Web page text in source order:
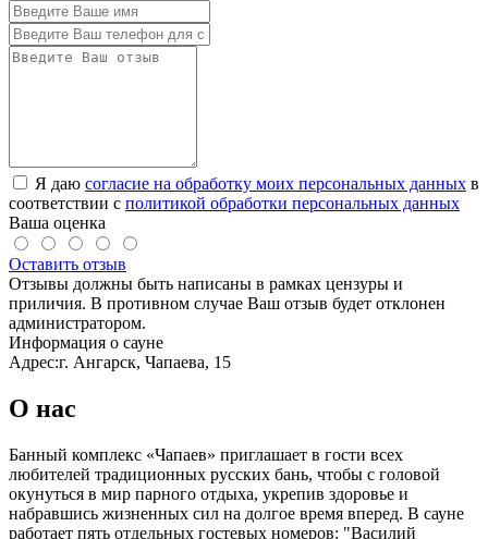
Я даю согласие на обработку моих персональных данных в
соответствии с политикой обработки персональных данных
Ваша оценка
Оставить отзыв
Отзывы должны быть написаны в рамках цензуры и
приличия. В противном случае Ваш отзыв будет отклонен
администратором.
Информация о сауне
Адрес:г. Ангарск, Чапаева, 15
О нас
Банный комплекс «Чапаев» приглашает в гости всех
любителей традиционных русских бань, чтобы с головой
окунуться в мир парного отдыха, укрепив здоровье и
набравшись жизненных сил на долгое время вперед. В сауне
работает пять отдельных гостевых номеров: "Василий